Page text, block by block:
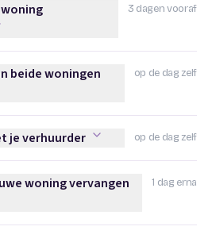
3 dagen vooraf
schoonmaken afvinken
op de dag zelf
woningen vastleggen afvinken
beide woningen
op de dag zelf
afvinken
je verhuurder
1 dag erna
vervangen afvinken
woning vervangen